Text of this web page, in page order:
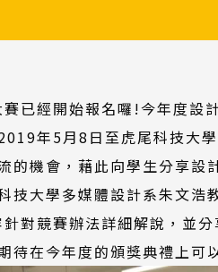
已經開始報名囉!今年度
年5月8日至虎尾科技大
的機會，藉此向學生分享設
技大學多媒體設計系朱文
對競賽辦法詳細解說，並
待在今年度的頒獎典禮上可